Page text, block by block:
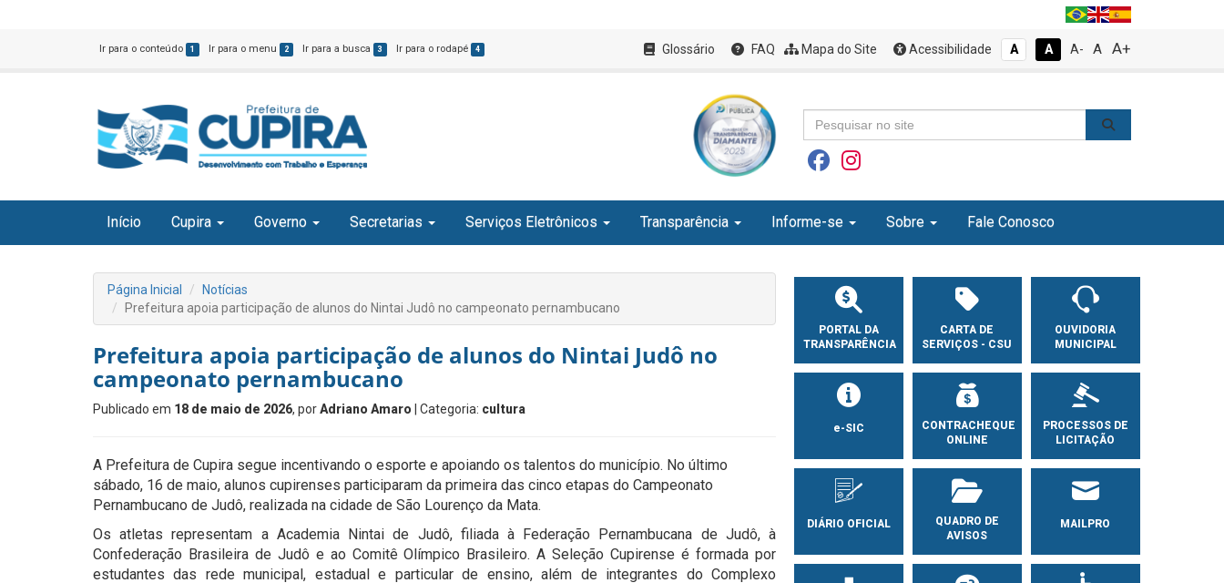
Ir para o conteúdo 1 Ir para o menu 2 Ir para a busca 3 Ir para o rodapé 4 Glossário FAQ Mapa do Site Acessibilidade A A A- A A+
Início Cupira Governo Secretarias Serviços Eletrônicos Transparência Informe-se Sobre Fale Conosco
Página Inicial
Notícias
Prefeitura apoia participação de alunos do Nintai Judô no campeonato pernambucano
Prefeitura apoia participação de alunos do Nintai Judô no
campeonato pernambucano
Publicado em 18 de maio de 2026, porAdriano Amaro | Categoria: cultura
A Prefeitura de Cupira segue incentivando o esporte e apoiando os talentos do município. No último
sábado, 16 de maio, alunos cupirenses participaram da primeira das cinco etapas do Campeonato
Pernambucano de Judô, realizada na cidade de São Lourenço da Mata.
Os atletas representam a Academia Nintai de Judô, filiada à Federação Pernambucana de Judô, à
Confederação Brasileira de Judô e ao Comitê Olímpico Brasileiro. A Seleção Cupirense é formada por
estudantes das rede municipal, estadual e particular de ensino, além de integrantes do Complexo
PORTAL DA
TRANSPARÊNCIA
CARTA DE
SERVIÇOS - CSU
OUVIDORIA
MUNICIPAL
e-SIC
CONTRACHEQUE
ONLINE
PROCESSOS DE
LICITAÇÃO
DIÁRIO OFICIAL
QUADRO DE
AVISOS
MAILPRO